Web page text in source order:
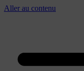
Aller au contenu